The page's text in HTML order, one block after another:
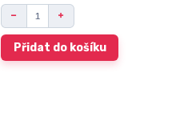
Přidat do košíku